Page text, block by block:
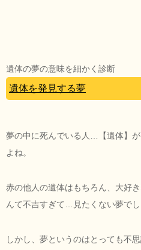
遺体の夢の意味を細かく診断
遺体を発見する夢
夢の中に死んでいる人…【遺体】
よね。
赤の他人の遺体はもちろん、大好
んて不吉すぎて…見たくない夢でし
しかし、夢というのはとっても不